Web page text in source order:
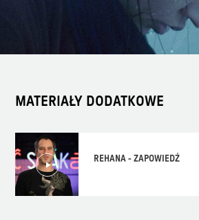
MATERIAŁY DODATKOWE
REHANA - ZAPOWIEDŹ